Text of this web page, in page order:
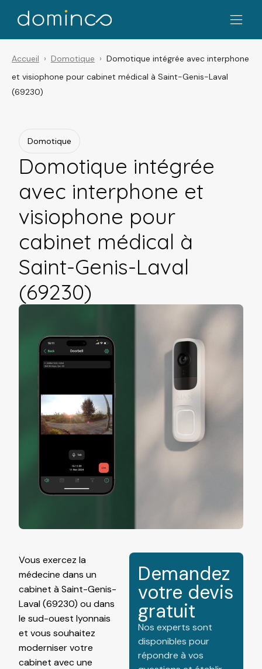
Accueil Domotique
Domotique intégrée avec interphone
et visiophone pour cabinet médical à Saint-Genis-Laval
(69230)
Domotique
Domotique intégrée
avec interphone et
visiophone pour
cabinet médical à
Saint-Genis-Laval
(69230)
Vous exercez la
médecine dans un
cabinet à Saint-Genis-
Laval (69230) ou dans
le sud-ouest lyonnais
et vous souhaitez
moderniser votre
cabinet avec une
Demandez
votre devis
gratuit
Nos experts sont
disponibles pour
répondre à vos